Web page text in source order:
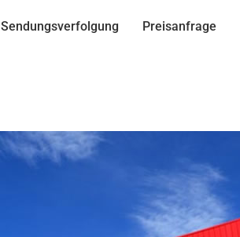
Sendungsverfolgung Preisanfrage